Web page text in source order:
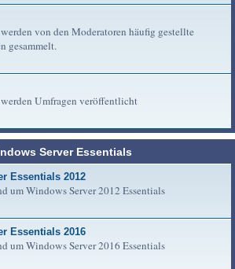
von den Moderatoren häufig gestellte
gesammelt.
Umfragen veröffentlicht
Server Essentials
Essentials 2012
um Windows Server 2012 Essentials
Essentials 2016
um Windows Server 2016 Essentials